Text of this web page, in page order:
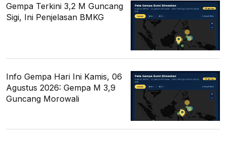
Gempa Terkini 3,2 M Guncang
Sigi, Ini Penjelasan BMKG
Info Gempa Hari Ini Kamis, 06
Agustus 2026: Gempa M 3,9
Guncang Morowali